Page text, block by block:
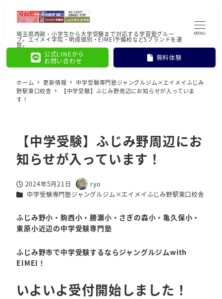
埼玉県西部・小学生から大学受験まで対応する学習塾グルー
プ。エイメイ学院・明成個別・EIMEI予備校など5ブランドを運
営。
公式LINEから
お問い合わせ
無料体験
MENU
ホーム 更新情報
中学受験専門塾ジャングルジム×エイメイふじみ
野駅東口校舎
【中学受験】ふじみ野周辺にお知らせが入っていま
す！
【中学受験】ふじみ野周辺にお
知らせが入っています！
投稿日2024年5月21日
著
者
ryo
カテゴリー
中学受験専門塾ジャングルジム×エイメイふじみ野駅東口校舎
ふじみ野小・駒西小・勝瀬小・さぎの森小・亀久保小・
東原小近辺の中学受験専門塾
ふじみ野市で中学受験するならジャングルジムwith
EIMEI！
いよいよ受付開始しました！